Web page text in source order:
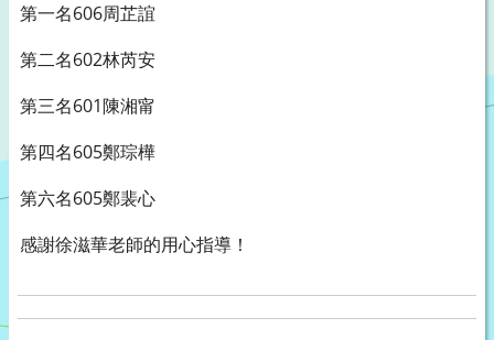
第一名606周芷誼
第二名602林芮安
第三名601陳湘甯
第四名605鄭琮樺
第六名605鄭裴心
感謝徐滋華老師的用心指導！